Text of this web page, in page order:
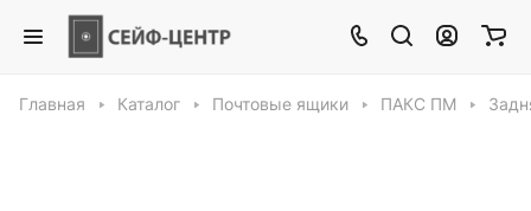
Главная Каталог Почтовые ящики ПАКС ПМ